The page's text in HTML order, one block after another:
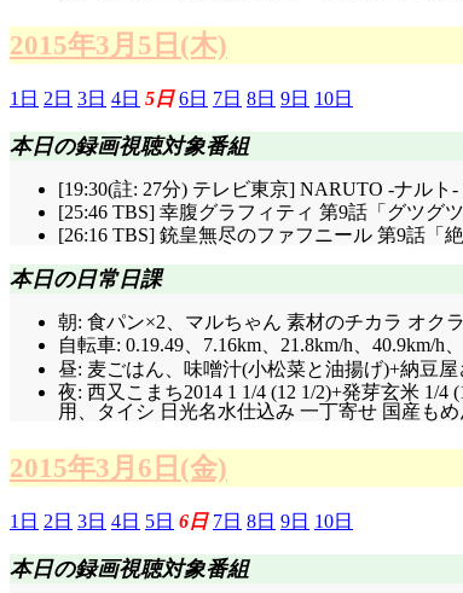
2015年3月5日(木)
1日 2日 3日 4日 5日 6日 7日 8日 9日 10日
本日の録画視聴対象番組
[19:30(註: 27分) テレビ東京] NARUTO -ナル
[25:46 TBS] 幸腹グラフィティ 第9話「グツ
[26:16 TBS] 銃皇無尽のファフニール 第9話「
本日の日常日課
朝: 食パン×2、マルちゃん 素材のチカラ オク
自転車: 0.19.49、7.16km、21.8km/h、40.9km/h
昼: 麦ごはん、味噌汁(小松菜と油揚げ)+納豆
夜: 西又こまち2014 1 1/4 (12 1/2)+発芽玄米 1/
用、タイシ 日光名水仕込み 一丁寄せ 国産も
2015年3月6日(金)
1日 2日 3日 4日 5日 6日 7日 8日 9日 10日
本日の録画視聴対象番組